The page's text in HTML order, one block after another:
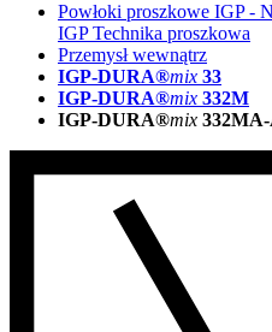
Powłoki proszkowe IGP -
IGP Technika proszkowa
Przemysł wewnątrz
IGP-DURA®mix 33
IGP-DURA®mix 332M
IGP-DURA®mix